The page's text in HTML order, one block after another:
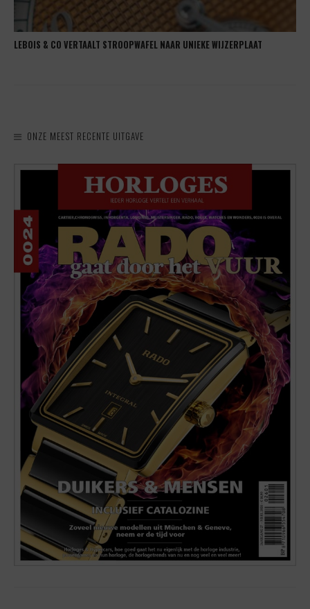
LEBOIS & CO VERTAALT STROOPWAFEL NAAR UNIEKE WIJZERPLAAT
ONZE MEEST RECENTE UITGAVE